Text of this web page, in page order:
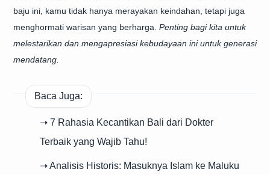
baju ini, kamu tidak hanya merayakan keindahan, tetapi juga
menghormati warisan yang berharga. Penting bagi kita untuk
melestarikan dan mengapresiasi kebudayaan ini untuk generasi
mendatang.
Baca Juga:
➝ 7 Rahasia Kecantikan Bali dari Dokter
Terbaik yang Wajib Tahu!
➝ Analisis Historis: Masuknya Islam ke Maluku